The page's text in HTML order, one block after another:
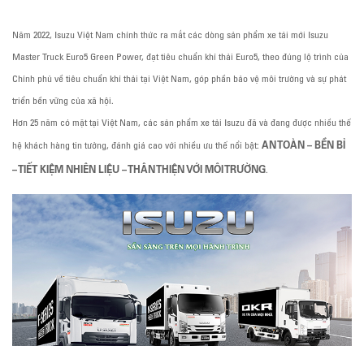
Năm 2022, Isuzu Việt Nam chính thức ra mắt các dòng sản phẩm xe tải mới Isuzu
Master Truck Euro5 Green Power, đạt tiêu chuẩn khí thải Euro5, theo đúng lộ trình của
Chính phủ về tiêu chuẩn khí thải tại Việt Nam, góp phần bảo vệ môi trường và sự phát
triển bền vững của xã hội.
Hơn 25 năm có mặt tại Việt Nam, các sản phẩm xe tải Isuzu đã và đang được nhiều thế
hệ khách hàng tin tưởng, đánh giá cao với nhiều ưu thế nổi bật: AN TOÀN – BỀN BỈ
– TIẾT KIỆM NHIÊN LIỆU – THÂN THIỆN VỚI MÔI TRƯỜNG.